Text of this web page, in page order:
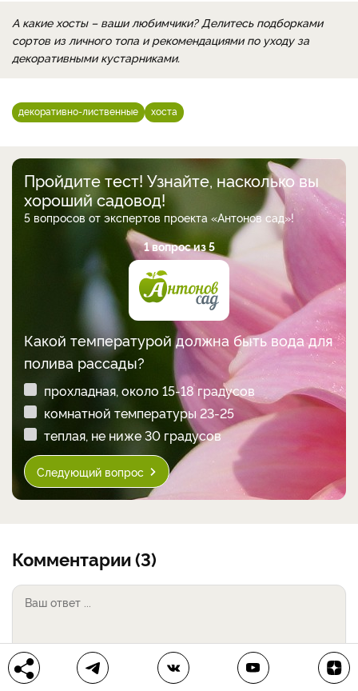
А какие хосты – ваши любимчики? Делитесь подборками
сортов из личного топа и рекомендациями по уходу за
декоративными кустарниками.
декоративно-лиственные хоста
Пройдите тест! Узнайте, насколько вы
хороший садовод!
5 вопросов от экспертов проекта «Антонов сад»!
1 вопрос из 5
Какой температурой должна быть вода для
полива рассады?
прохладная, около 15-18 градусов
комнатной температуры 23-25
теплая, не ниже 30 градусов
Следующий вопрос
Комментарии (3)
Добавить комментарий